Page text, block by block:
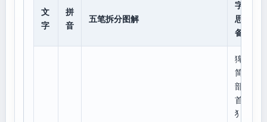
文
字
拼
音
五笔拆分图解
字意
思、
备注
獋
简体
部
首:
犭,